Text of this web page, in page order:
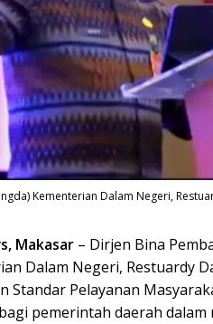
Kementerian Dalam Negeri,
Makasar – Dirjen Bina
Dalam Negeri, Restuardy
Standar Pelayanan
pemerintah daerah